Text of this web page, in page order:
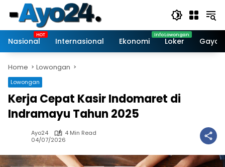
content
Nasional
Internasional Ekonomi Loker Gaya
Home Lowongan
Lowongan
Kerja Cepat Kasir Indomaret di
Indramayu Tahun 2025
Ayo24
4 Min Read
04/07/2026